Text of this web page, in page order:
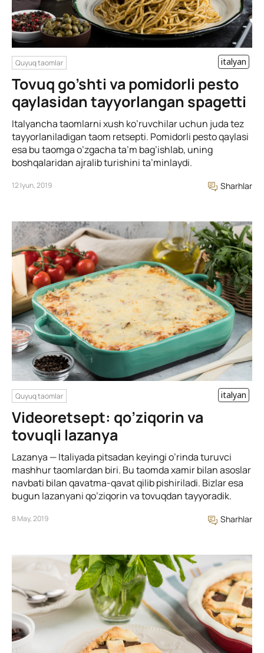
Quyuq taomlar italyan
Tovuq go’shti va pomidorli pesto
qaylasidan tayyorlangan spagetti
Italyancha taomlarni xush ko’ruvchilar uchun juda tez
tayyorlaniladigan taom retsepti. Pomidorli pesto qaylasi
esa bu taomga o’zgacha ta’m bag’ishlab, uning
boshqalaridan ajralib turishini ta’minlaydi.
12 Iyun, 2019 Sharhlar
Quyuq taomlar italyan
Videoretsept: qo’ziqorin va
tovuqli lazanya
Lazanya — Italiyada pitsadan keyingi o’rinda turuvci
mashhur taomlardan biri. Bu taomda xamir bilan asoslar
navbati bilan qavatma-qavat qilib pishiriladi. Bizlar esa
bugun lazanyani qo’ziqorin va tovuqdan tayyoradik.
8 May, 2019 Sharhlar